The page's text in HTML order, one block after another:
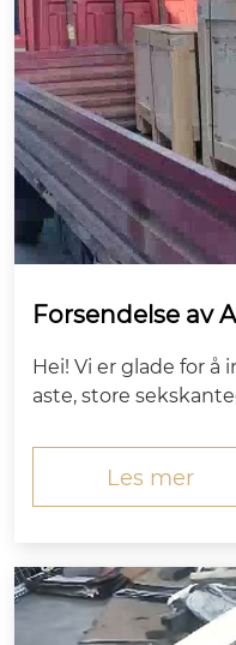
Forsendelse av
bolter forlater
a
Hei! Vi er glade for
aste, store
produsert,
t i strengLes mer